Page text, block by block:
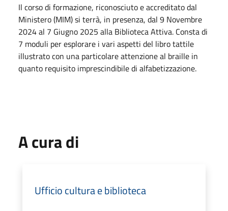
Il corso di formazione, riconosciuto e accreditato dal
Ministero (MIM) si terrà, in presenza, dal 9 Novembre
2024 al 7 Giugno 2025 alla Biblioteca Attiva. Consta di
7 moduli per esplorare i vari aspetti del libro tattile
illustrato con una particolare attenzione al braille in
quanto requisito imprescindibile di alfabetizzazione.
A cura di
Ufficio cultura e biblioteca